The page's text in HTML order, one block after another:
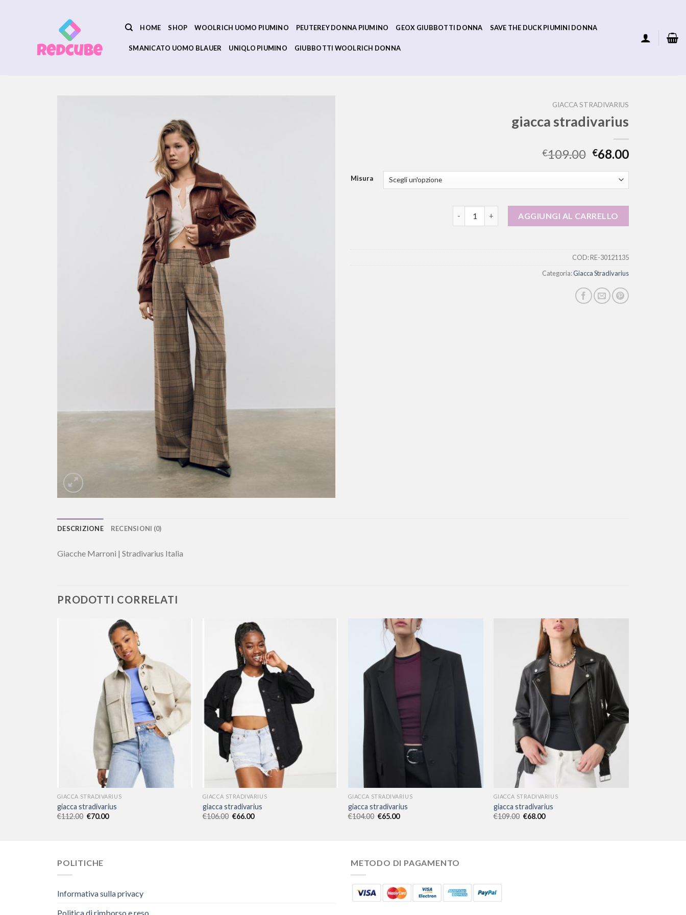
HOME SHOP WOOLRICH UOMO PIUMINO PEUTEREY DONNA PIUMINO GEOX GIUBBOTTI DONNA SAVE THE DUCK PIUMINI DONNA
SMANICATO UOMO BLAUER UNIQLO PIUMINO GIUBBOTTI WOOLRICH DONNA
GIACCA STRADIVARIUS
giacca stradivarius
€109.00 €68.00
Misura
AGGIUNGI AL CARRELLO
COD:RE-30121135
Categoria:Giacca Stradivarius
DESCRIZIONE RECENSIONI (0)
Giacche Marroni | Stradivarius Italia
PRODOTTI CORRELATI
GIACCA STRADIVARIUS
giacca stradivarius
€112.00 €70.00
GIACCA STRADIVARIUS
giacca stradivarius
€106.00 €66.00
GIACCA STRADIVARIUS
giacca stradivarius
€104.00 €65.00
GIACCA STRADIVARIUS
giacca stradivarius
€109.00 €68.00
POLITICHE
Informativa sulla privacy
Politica di rimborso e reso
METODO DI PAGAMENTO